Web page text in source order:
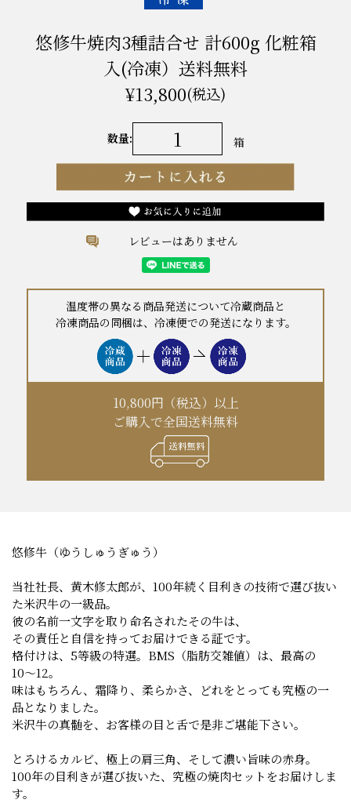
悠修牛焼肉3種詰合せ 計600g 化粧箱
入(冷凍）送料無料
¥13,800(税込)
数量: 箱
レビューはありません
温度帯の異なる商品発送について冷蔵商品と
冷凍商品の同梱は、冷凍便での発送になります。
10,800円（税込）以上
ご購入で全国送料無料
悠修牛（ゆうしゅうぎゅう）
当社社長、黄木修太郎が、100年続く目利きの技術で選び抜い
た米沢牛の一級品。
彼の名前一文字を取り命名されたその牛は、
その責任と自信を持ってお届けできる証です。
格付けは、5等級の特選。BMS（脂肪交雑値）は、最高の
10〜12。
味はもちろん、霜降り、柔らかさ、どれをとっても究極の一
品となりました。
米沢牛の真髄を、お客様の目と舌で是非ご堪能下さい。
とろけるカルビ、極上の肩三角、そして濃い旨味の赤身。
100年の目利きが選び抜いた、究極の焼肉セットをお届けしま
す。